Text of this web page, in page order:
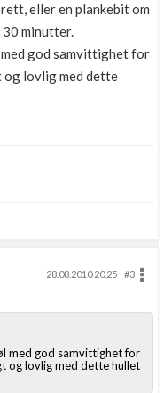
eller en plankebit om
30 minutter.
med god samvittighet for
og lovlig med dette
28.08.2010 20.25
#3
med god samvittighet for
og lovlig med dette hullet